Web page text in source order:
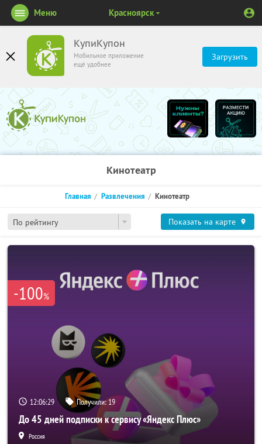
КупиКупон
Мобильное приложение
ещё удобнее
Загрузить
Меню Красноярск
Кинотеатр
По рейтингу
Главная Развлечения Кинотеатр
Показать на карте
-100%
12:06:29 Получили:19
До 45 дней подписки к сервису «Яндекс Плюс»
Россия